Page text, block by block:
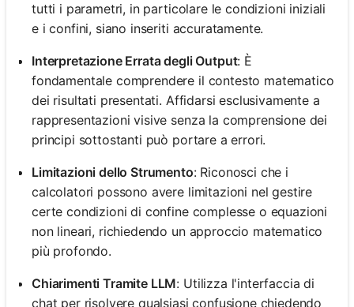
tutti i parametri, in particolare le condizioni iniziali
e i confini, siano inseriti accuratamente.
Interpretazione Errata degli Output: È
fondamentale comprendere il contesto matematico
dei risultati presentati. Affidarsi esclusivamente a
rappresentazioni visive senza la comprensione dei
principi sottostanti può portare a errori.
Limitazioni dello Strumento: Riconosci che i
calcolatori possono avere limitazioni nel gestire
certe condizioni di confine complesse o equazioni
non lineari, richiedendo un approccio matematico
più profondo.
Chiarimenti Tramite LLM: Utilizza l'interfaccia di
chat per risolvere qualsiasi confusione chiedendo